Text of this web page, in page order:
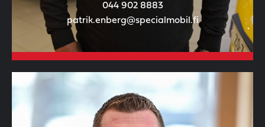
044 902 8883
patrik.enberg@specialmobil.fi